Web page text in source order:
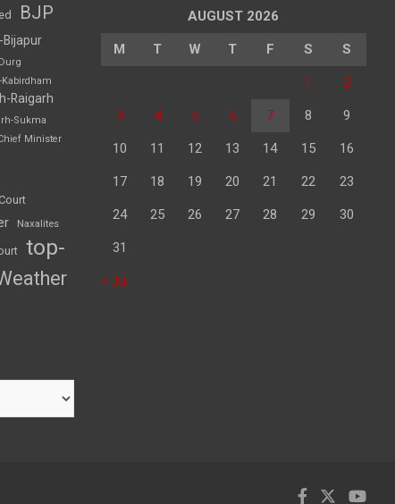
BJP
Raigarh
Sukma
Minister
Naxalites
top-
AUGUST 2026
M T W T F S S
1 2
3 4 5 6 7 8 9
10 11 12 13 14 15 16
17 18 19 20 21 22 23
24 25 26 27 28 29 30
31
« Jul